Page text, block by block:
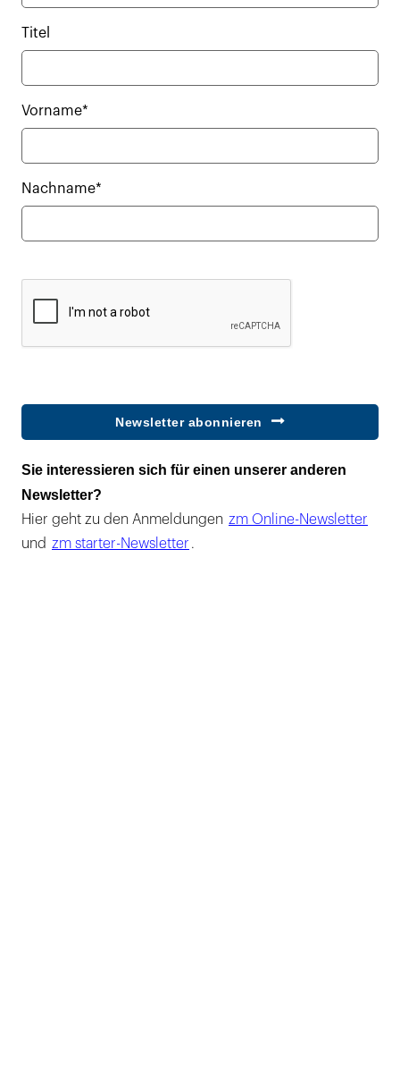
Titel
Vorname*
Nachname*
Newsletter abonnieren
Sie interessieren sich für einen unserer anderen
Newsletter?
Hier geht zu den Anmeldungen zm Online-Newsletter
und zm starter-Newsletter .